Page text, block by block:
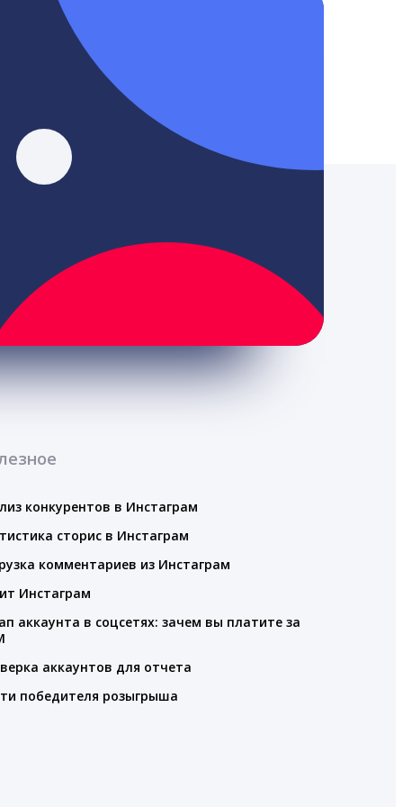
конкурентов в Инстаграм
сторис в Инстаграм
комментариев из Инстаграм
Инстаграм
аккаунта в соцсетях: зачем вы платите за
аккаунтов для отчета
победителя розыгрыша